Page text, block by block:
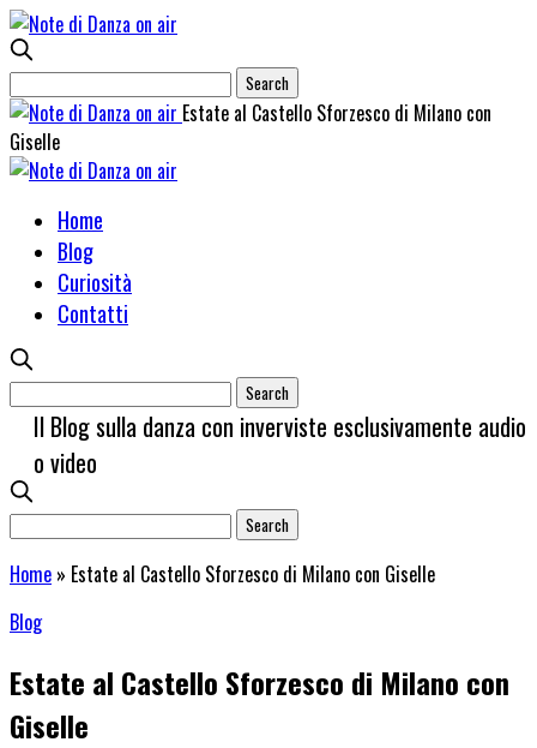
Estate al Castello Sforzesco di Milano con
Giselle
Home
Blog
Curiosità
Contatti
Il Blog sulla danza con inverviste esclusivamente audio
o video
Home » Estate al Castello Sforzesco di Milano con Giselle
Blog
Estate al Castello Sforzesco di Milano con
Giselle